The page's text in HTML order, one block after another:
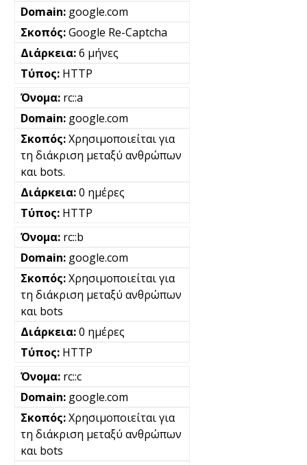
google.com
Google Re-Captcha
6 μήνες
HTTP
rc::a
google.com
Χρησιμοποιείται για
τη διάκριση μεταξύ ανθρώπων
και bots.
0 ημέρες
HTTP
rc::b
google.com
Χρησιμοποιείται για
τη διάκριση μεταξύ ανθρώπων
και bots
0 ημέρες
HTTP
rc::c
google.com
Χρησιμοποιείται για
τη διάκριση μεταξύ ανθρώπων
και bots